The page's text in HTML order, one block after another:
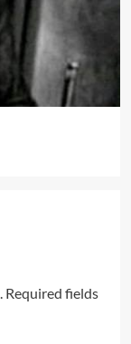
Required fields